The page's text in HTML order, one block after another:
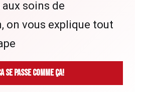
soins de
on vous explique tout
se passe comme ça!